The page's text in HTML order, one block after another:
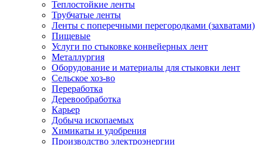
Теплостойкие ленты
Трубчатые ленты
Ленты с поперечными перегородками (захватами)
Пищевые
Услуги по стыковке конвейерных лент
Металлургия
Оборудование и материалы для стыковки лент
Сельское хоз-во
Переработка
Деревообработка
Карьер
Добыча ископаемых
Химикаты и удобрения
Производство электроэнергии